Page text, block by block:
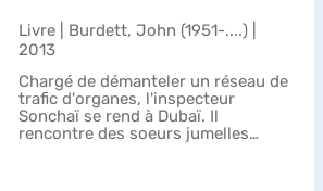
Livre | Burdett, John (1951-....) |
2013
Chargé de démanteler un réseau de
trafic d'organes, l'inspecteur
Sonchaï se rend à Dubaï. Il
rencontre des soeurs jumelles